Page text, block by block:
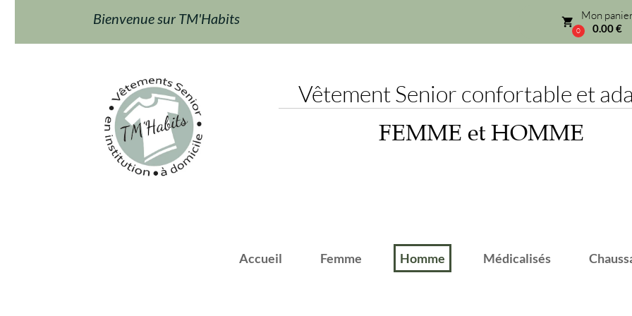
0
Mon panier
0.00 €
Bienvenue sur TM'Habits
Vêtement Senior confortable et
FEMME et HOMME
Accueil Femme Homme Médicalisés